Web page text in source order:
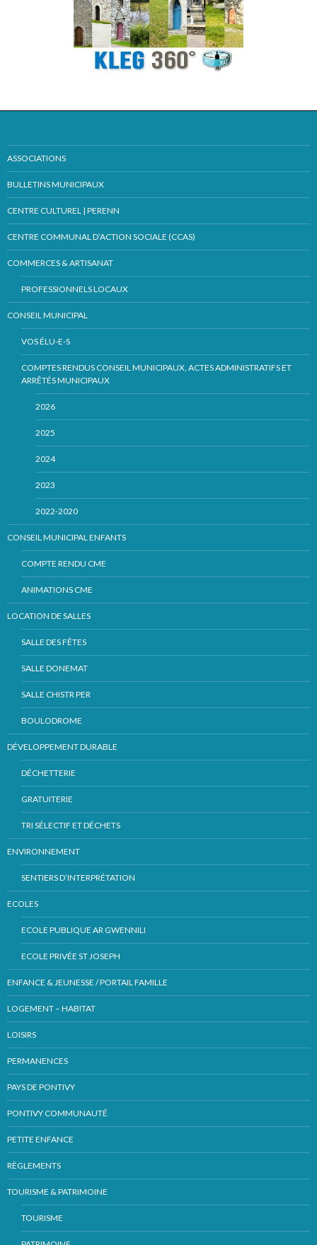
ASSOCIATIONS
BULLETINS MUNICIPAUX
CENTRE CULTUREL | PERENN
CENTRE COMMUNAL D’ACTION SOCIALE (CCAS)
COMMERCES & ARTISANAT
PROFESSIONNELS LOCAUX
CONSEIL MUNICIPAL
VOS ÉLU-E-S
COMPTES RENDUS CONSEIL MUNICIPAUX, ACTES ADMINISTRATIFS ET
ARRÊTÉS MUNICIPAUX
2026
2025
2024
2023
2022-2020
CONSEIL MUNICIPAL ENFANTS
COMPTE RENDU CME
ANIMATIONS CME
LOCATION DE SALLES
SALLE DES FÊTES
SALLE DONEMAT
SALLE CHISTR PER
BOULODROME
DÉVELOPPEMENT DURABLE
DÉCHETTERIE
GRATUITERIE
TRI SÉLECTIF ET DÉCHETS
ENVIRONNEMENT
SENTIERS D’INTERPRÉTATION
ECOLES
ECOLE PUBLIQUE AR GWENNILI
ECOLE PRIVÉE ST JOSEPH
ENFANCE & JEUNESSE / PORTAIL FAMILLE
LOGEMENT – HABITAT
LOISIRS
PERMANENCES
PAYS DE PONTIVY
PONTIVY COMMUNAUTÉ
PETITE ENFANCE
RÈGLEMENTS
TOURISME & PATRIMOINE
TOURISME